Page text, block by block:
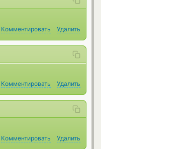
Комментировать
Удалить
Комментировать
Удалить
Комментировать
Удалить